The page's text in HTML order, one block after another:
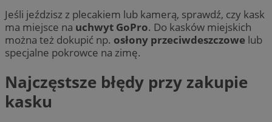
Jeśli jeździsz z plecakiem lub kamerą, sprawdź, czy kask
ma miejsce na uchwyt GoPro. Do kasków miejskich
można też dokupić np. osłony przeciwdeszczowe lub
specjalne pokrowce na zimę.
Najczęstsze błędy przy zakupie
kasku